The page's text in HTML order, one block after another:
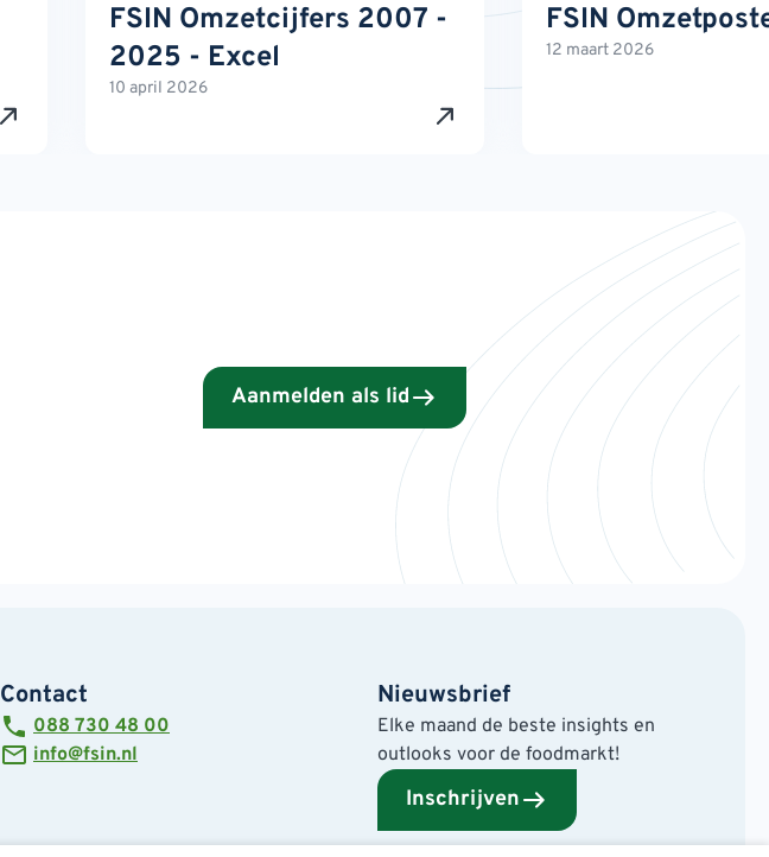
FSIN Omzetcijfers 2007 -
2025 - Excel
10 april 2026
FSIN
12 maart 2026
Aanmelden als lid
Contact
088 730 48 00
info@fsin.nl
Nieuwsbrief
Elke maand de beste insights en
outlooks voor de foodmarkt!
Inschrijven